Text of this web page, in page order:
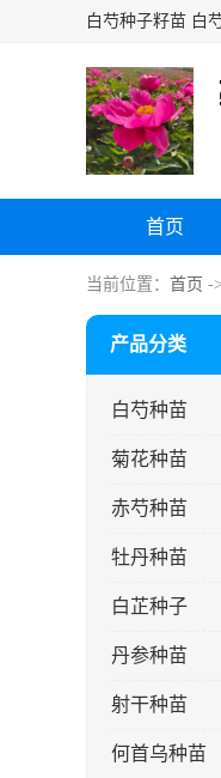
首页
当前位置： 首页 ->
产品分类
白芍种苗
菊花种苗
赤芍种苗
牡丹种苗
白芷种子
丹参种苗
射干种苗
何首乌种苗